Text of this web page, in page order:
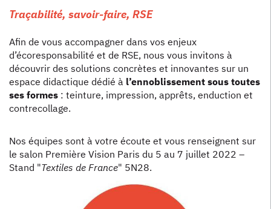
Traçabilité, savoir-faire, RSE
Afin de vous accompagner dans vos enjeux
d’écoresponsabilité et de RSE, nous vous invitons à
découvrir des solutions concrètes et innovantes sur un
espace didactique dédié à l’ennoblissement sous toutes
ses formes : teinture, impression, apprêts, enduction et
contrecollage.
Nos équipes sont à votre écoute et vous renseignent sur
le salon Première Vision Paris du 5 au 7 juillet 2022 –
Stand "Textiles de France" 5N28.